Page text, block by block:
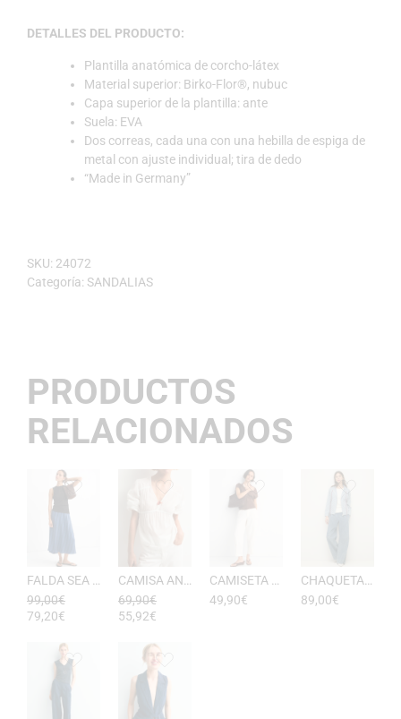
DETALLES DEL PRODUCTO:
Plantilla anatómica de corcho-látex
Material superior: Birko-Flor®, nubuc
Capa superior de la plantilla: ante
Suela: EVA
Dos correas, cada una con una hebilla de espiga de
metal con ajuste individual; tira de dedo
“Made in Germany”
SKU: 24072
Categoría: SANDALIAS
PRODUCTOS
RELACIONADOS
FALDA SEA RAYAS DE ESEOESE
99,00€
79,20€
CAMISA ANTONIETA MUJER DE ESEOESE
69,90€
55,92€
CAMISETA AKARI MUJER PICO DE ESEOESE
49,90€
CHAQUETA CON CAPUCHA DE ALGODóN YERSE
89,00€